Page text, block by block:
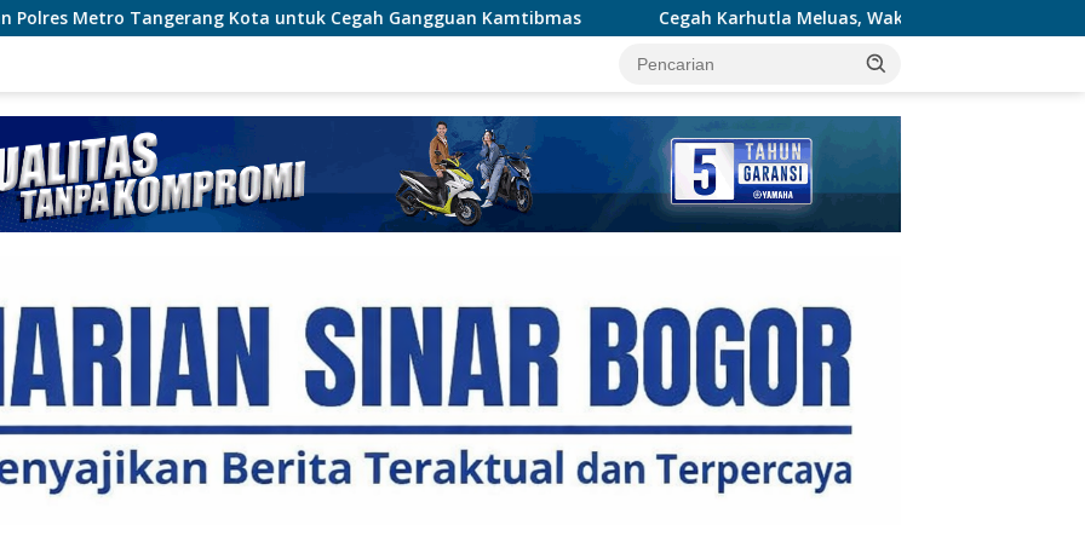
untuk Cegah Gangguan Kamtibmas Cegah Karhutla Meluas, Wakapolda Riau dan Irdam XIX/TT Turun Langsung